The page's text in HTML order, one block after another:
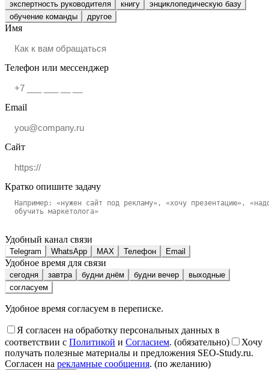
экспертность руководителя книгу
энциклопедическую базу
обучение команды
другое
Имя
Телефон или мессенджер
Email
Сайт
Кратко опишите задачу
Удобный канал связи
Telegram WhatsApp MAX Телефон Email
Удобное время для связи
сегодня завтра будни днём будни вечер
выходные
согласуем
Удобное время согласуем в переписке.
Я согласен на обработку персональных данных в
соответствии с Политикой и Согласием. (обязательно)
Хочу
получать полезные материалы и предложения SEO-Study.ru.
Согласен на рекламные сообщения. (по желанию)